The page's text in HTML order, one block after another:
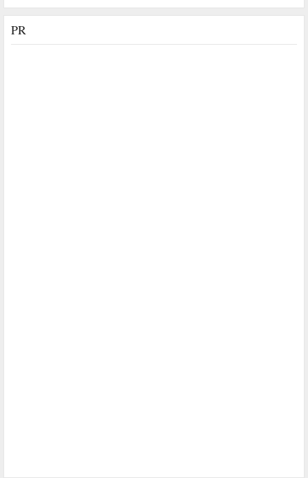
PR